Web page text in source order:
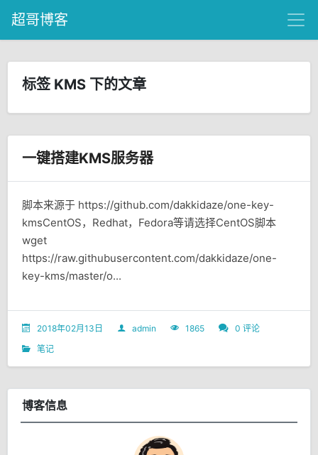
超哥博客
标签 KMS 下的文章
一键搭建KMS服务器
脚本来源于 https://github.com/dakkidaze/one-key-
kmsCentOS，Redhat，Fedora等请选择CentOS脚本
wget
https://raw.githubusercontent.com/dakkidaze/one-
key-kms/master/o...
2018年02月13日 admin 1865
0 评论
笔记
博客信息